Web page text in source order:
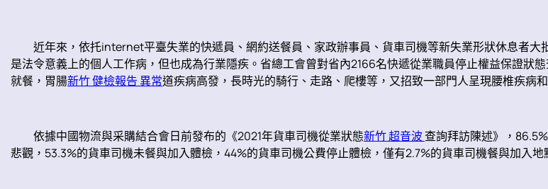
近年來，依托internet平臺失業的快遞員、網約送餐員、家政辦事員、貨車司機等新失業形狀休息者大
是法令意義上的個人工作病，但也成為行業隱疾。省總工會曾對省內2166名快遞從業職員停止權益保證狀
就餐，胃腸新竹 健檢報告 異常道疾病高發，長時光的騎行、走路、爬樓等，又招致一部門人呈現腰椎疾病
依據中國物流與采購結合會日前發布的《2021年貨車司機從業狀態新竹 超音波查詢拜訪陳述》，
悲觀，53.3%的貨車司機未餐與加入體檢，44%的貨車司機公費停止體檢，僅有2.7%的貨車司機餐與加入地